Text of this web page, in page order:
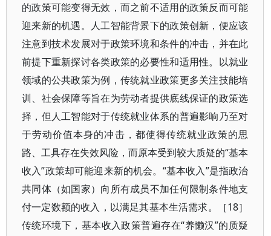
的政策可能变得无效，而之前不适用的政策反而可能
迎来新的机遇。人工智能背景下的政策创新，便应该
注意到技术发展对于政策环境和条件的冲击，并在此
前提下重新探讨各类政策的必要性和适用性。以就业
领域的公共政策为例，传统就业政策更多关注技能培
训、社会保障等旨在为劳动者提供底线保证的政策选
择，但人工智能对于传统就业体系的普遍影响乃至对
于劳动价值本身的冲击，都使得传统就业政策的思
路、工具存在失效风险，而原本受到较大质疑的“基本
收入”政策却可能迎来新的机会。“基本收入”是指政治
共同体（如国家）向所有成员不加任何限制条件地支
付一定数额的收入，以满足其基本生活需求。［18］
传统环境下，基本收入政策普遍存在“养懒汉”的质疑